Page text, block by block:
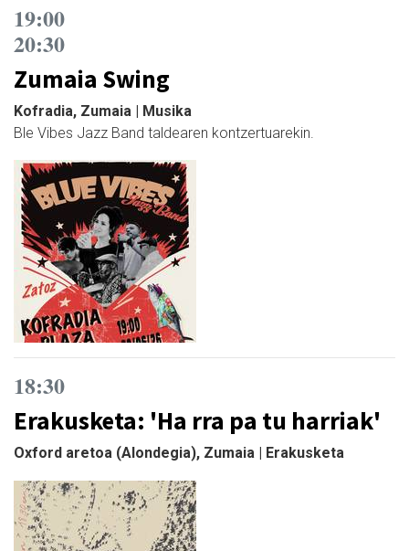
19:00
20:30
Zumaia Swing
Kofradia, Zumaia | Musika
Ble Vibes Jazz Band taldearen kontzertuarekin.
18:30
Erakusketa: 'Ha rra pa tu harriak'
Oxford aretoa (Alondegia), Zumaia | Erakusketa